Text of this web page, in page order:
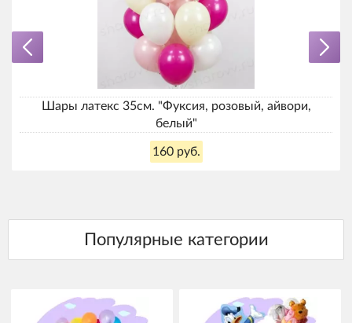
Шары латекс 35см. "Фуксия, розовый, айвори,
белый"
160 руб.